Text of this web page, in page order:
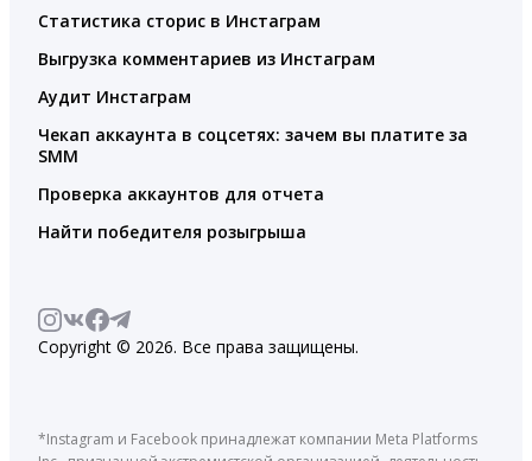
Статистика сторис в Инстаграм
Выгрузка комментариев из Инстаграм
Аудит Инстаграм
Чекап аккаунта в соцсетях: зачем вы платите за
SMM
Проверка аккаунтов для отчета
Найти победителя розыгрыша
Copyright © 2026. Все права защищены.
*Instagram и Facebook принадлежат компании Meta Platforms